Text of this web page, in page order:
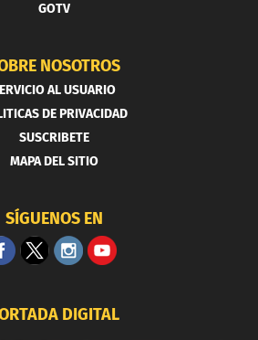
GOTV
NOSOTROS
AL USUARIO
DE PRIVACIDAD
SUSCRIBETE
MAPA DEL SITIO
SÍGUENOS EN
DIGITAL